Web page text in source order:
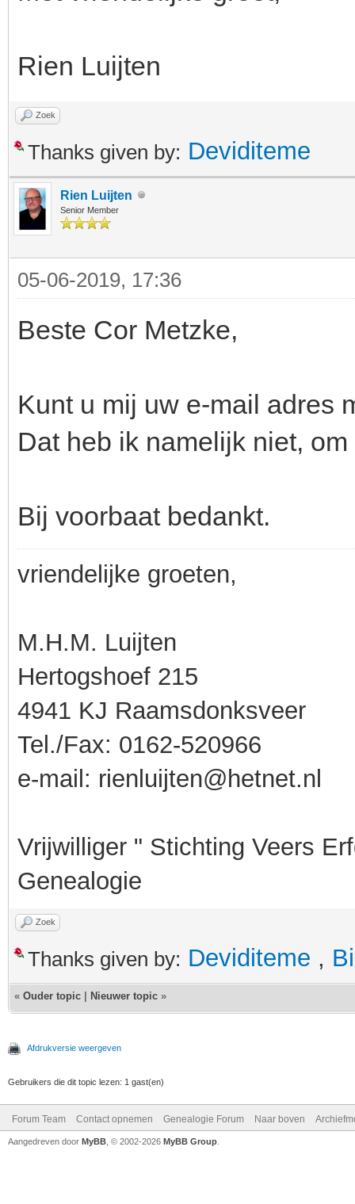
Rien Luijten
Zoek
Thanks given by: Deviditeme
Rien Luijten
Senior Member
05-06-2019, 17:36
Beste Cor Metzke,
Kunt u mij uw e-mail adres
Dat heb ik namelijk niet,
Bij voorbaat bedankt.
vriendelijke groeten,
M.H.M. Luijten
Hertogshoef 215
4941 KJ Raamsdonksveer
Tel./Fax: 0162-520966
e-mail: rienluijten@hetnet.nl
Vrijwilliger " Stichting Veers
Genealogie
Zoek
Thanks given by: Deviditeme ,
« Ouder topic Nieuwer topic »
Afdrukversie weergeven
Gebruikers die dit topic lezen: 1 gast(en)
Forum Team Contact opnemen Genealogie Forum Naar boven
Aangedreven door MyBB , © 2002-2026 MyBB Group